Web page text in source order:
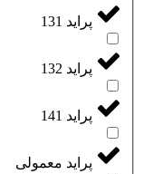
پراید 131
پراید 132
پراید 141
پراید معمولی